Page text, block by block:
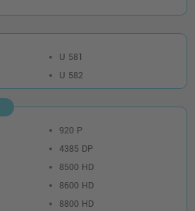
U 581
U 582
920 P
4385 DP
8500 HD
8600 HD
8800 HD